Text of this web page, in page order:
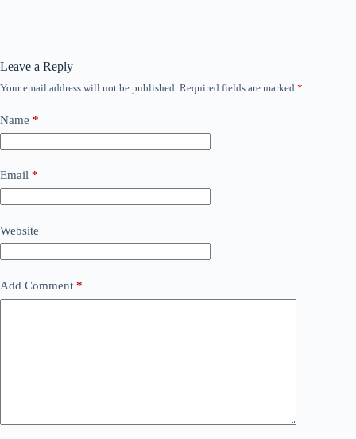
Leave a Reply
Your email address will not be published. Required fields are marked *
Name *
Email *
Website
Add Comment *